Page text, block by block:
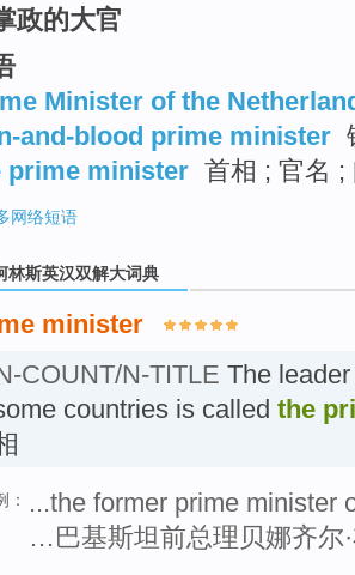
政的大官
Minister of the
and-blood prime minister
prime minister 首相 ; 官名 ;
网络短语
林斯英汉双解大词典
minister
COUNT/N-TITLE The
countries is called the
：
...the former prime minister
…巴基斯坦前总理贝娜齐尔